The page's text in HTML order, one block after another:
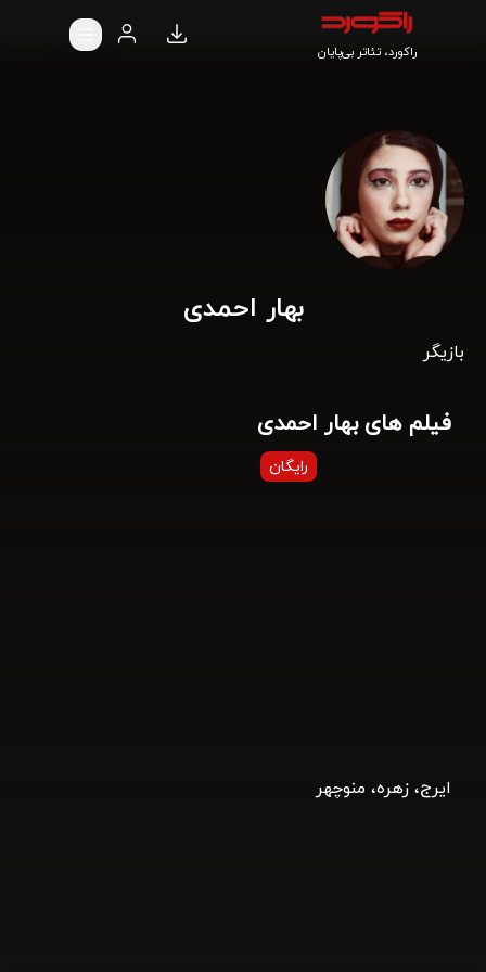
راکورد، تئاتر بی‌پایان
بهار احمدی
بازیگر
فیلم های بهار احمدی
رایگان
ایرج، زهره، منوچهر